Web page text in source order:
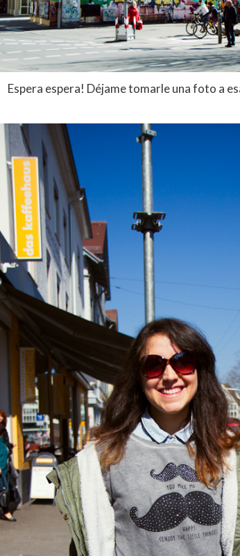
Espera espera! Déjame tomarle una foto a